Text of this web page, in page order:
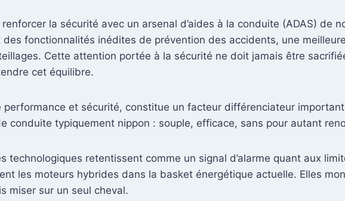
la sécurité avec un arsenal d’aides à la conduite (ADAS) de
fonctionnalités inédites de prévention des accidents, une
Cette attention portée à la sécurité ne doit jamais être
cet équilibre.
et sécurité, constitue un facteur différenciateur
conduite typiquement nippon : souple, efficace, sans pour autant
technologiques retentissent comme un signal d’alarme quant aux
les moteurs hybrides dans la basket énergétique actuelle. Elles
miser sur un seul cheval.